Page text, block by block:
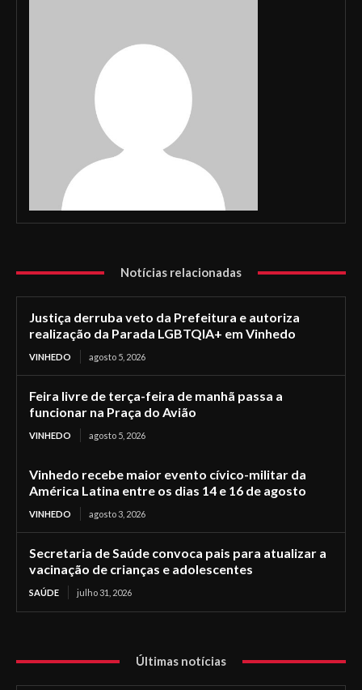
Notícias relacionadas
Justiça derruba veto da Prefeitura e autoriza
realização da Parada LGBTQIA+ em Vinhedo
VINHEDO agosto 5, 2026
Feira livre de terça-feira de manhã passa a
funcionar na Praça do Avião
VINHEDO agosto 5, 2026
Vinhedo recebe maior evento cívico-militar da
América Latina entre os dias 14 e 16 de agosto
VINHEDO agosto 3, 2026
Secretaria de Saúde convoca pais para atualizar a
vacinação de crianças e adolescentes
SAÚDE julho 31, 2026
Últimas notícias